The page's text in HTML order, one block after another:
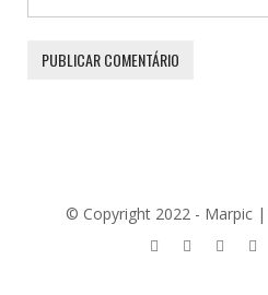
© Copyright 2022 - Marpic